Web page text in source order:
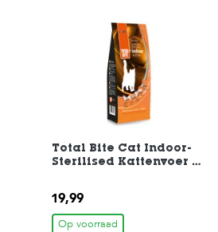
Total Bite Cat Indoor-
Sterilised Kattenvoer 2
19,99
Op voorraad